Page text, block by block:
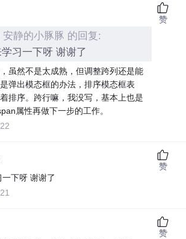
安静的小豚豚 的回复:
习一下呀 谢谢了
虽然不是太成熟，但调整跨列还是能
弹出模态框的办法，排序模态框表
排序。跨行嘛，我没写，基本上也是
属性再做下一步的工作。
赞
一下呀 谢谢了
赞
赞